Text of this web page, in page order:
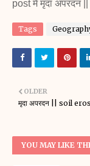
post मे मृदा अपरदन
Tags
OLDER
मृदा अपरदन || soil
YOU MAY LIKE